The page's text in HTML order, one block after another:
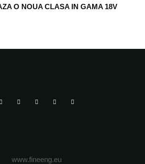
O NOUA CLASA IN GAMA 18V
www.fineeng.eu